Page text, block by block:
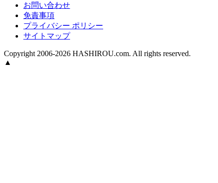
お問い合わせ
免責事項
プライバシー ポリシー
サイトマップ
Copyright 2006-2026 HASHIROU.com. All rights reserved.
▲